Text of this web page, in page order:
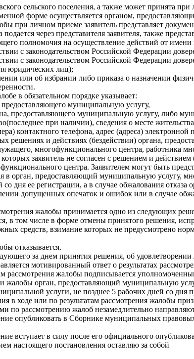
сельского поселения, а также может принята при
форме осуществляется органом,
при личном приеме заявитель представляет
подается через представителя заявителя, также
полномочия на осуществление действий от имени
с законодательством Российской Федерации
с законодательством Российской Федерации
юридических лиц);
или об избрании либо приказа о назначении
в обязательном порядке указывает:
муниципальную услугу,
предоставляющего муниципальную услугу, либо
при наличии), сведения о месте
контактного телефона, адрес (адреса)
решениях и действиях (бездействии) органа,
многофункционального центра, работника
заявитель не согласен с решением и
центра. Заявителем могут быть
в орган, предоставляющий муниципальную услугу,
со дня ее регистрации, а в случае обжалования
допущенных опечаток и ошибок или в случае
жалобы принимается одно из следующих
в том числе в форме отмены принятого решения,
средств, взимание которых не предусмотрено
отказывается.
за днем принятия решения, об
мотивированный ответ о результатах
рассмотрения жалобы подписывается
жалобы орган, предоставляющий муниципальную
услуги, не позднее 5 рабочих дней со
в ходе или по результатам рассмотрения жалобы
по рассмотрению жалоб незамедлительно
опубликовать в Сборнике муниципальных
вступает в силу после его официального
настоящего постановления оставляю за собой